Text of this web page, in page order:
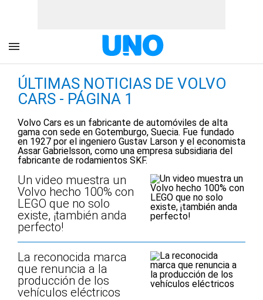
ÚLTIMAS NOTICIAS DE VOLVO
CARS - PÁGINA 1
Volvo Cars es un fabricante de automóviles de alta
gama con sede en Gotemburgo, Suecia. Fue fundado
en 1927 por el ingeniero Gustav Larson y el economista
Assar Gabrielsson, como una empresa subsidiaria del
fabricante de rodamientos SKF.
Un video muestra un
Volvo hecho 100% con
LEGO que no solo
existe, ¡también anda
perfecto!
La reconocida marca
que renuncia a la
producción de los
vehículos eléctricos